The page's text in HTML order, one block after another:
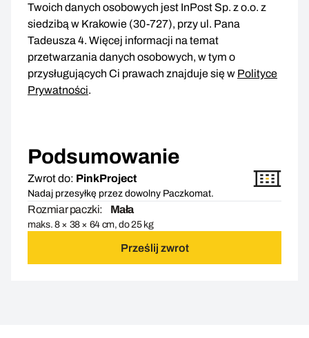
Twoich danych osobowych jest InPost Sp. z o.o. z
siedzibą w Krakowie (30-727), przy ul. Pana
Tadeusza 4. Więcej informacji na temat
przetwarzania danych osobowych, w tym o
przysługujących Ci prawach znajduje się w Polityce
Prywatności.
Podsumowanie
Zwrot do: PinkProject
Nadaj przesyłkę przez dowolny Paczkomat.
Rozmiar paczki: Mała
maks. 8 × 38 × 64 cm, do 25 kg
Prześlij zwrot